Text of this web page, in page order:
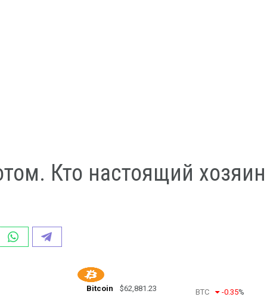
Кто настоящий хозяин
Bitcoin $62,881.23 BTC -0.35%